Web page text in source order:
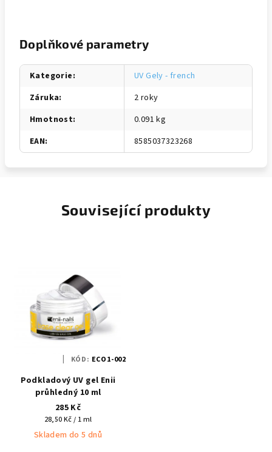
Doplňkové parametry
Kategorie:
UV Gely - french
Záruka:
2 roky
Hmotnost:
0.091 kg
EAN: 8585037323268
Související produkty
Podkladový UV gel Enii
průhledný 10 ml
285 Kč
Měrná
cena:
28,50 Kč / 1 ml
Skladem do 5 dnů
KÓD: ECO1-002